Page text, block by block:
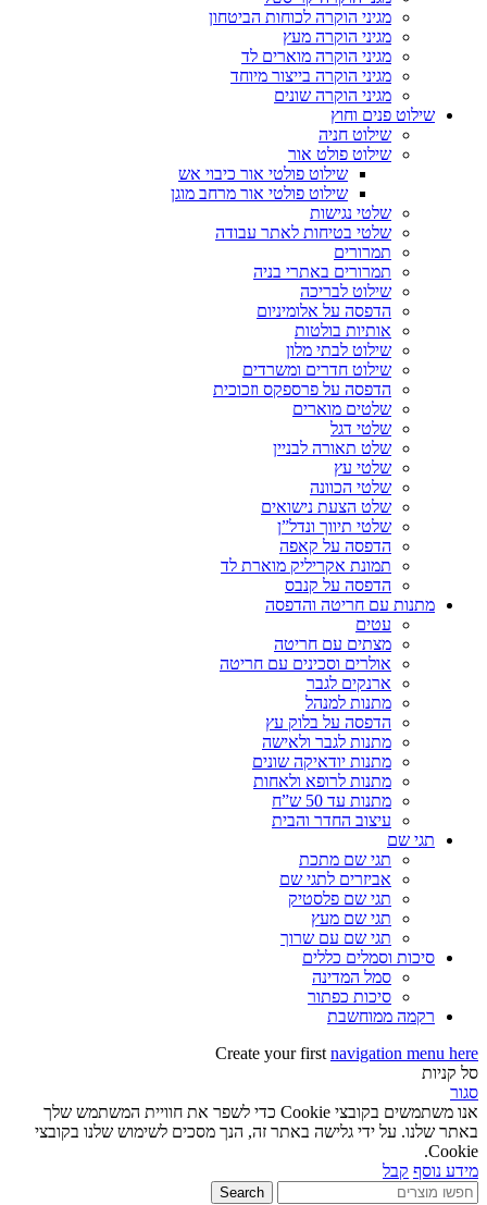
מגיני הוקרה לכוחות הביטחון
מגיני הוקרה מעץ
מגיני הוקרה מוארים לד
מגיני הוקרה בייצור מיוחד
מגיני הוקרה שונים
שילוט פנים וחוץ
שילוט חניה
שילוט פולט אור
שילוט פולטי אור כיבוי אש
שילוט פולטי אור מרחב מוגן
שלטי נגישות
שלטי בטיחות לאתר עבודה
תמרורים
תמרורים באתרי בניה
שילוט לבריכה
הדפסה על אלומיניום
אותיות בולטות
שילוט לבתי מלון
שילוט חדרים ומשרדים
הדפסה על פרספקס וזכוכית
שלטים מוארים
שלטי דגל
שלט תאורה לבניין
שלטי עץ
שלטי הכוונה
שלט הצעת נישואים
שלטי תיווך ונדל”ן
הדפסה על קאפה
תמונת אקריליק מוארת לד
הדפסה על קנבס
מתנות עם חריטה והדפסה
עטים
מצתים עם חריטה
אולרים וסכינים עם חריטה
ארנקים לגבר
מתנות למנהל
הדפסה על בלוק עץ
מתנות לגבר ולאישה
מתנות יודאיקה שונים
מתנות לרופא ולאחות
מתנות עד 50 ש”ח
עיצוב החדר והבית
תגי שם
תגי שם מתכת
אביזרים לתגי שם
תגי שם פלסטיק
תגי שם מעץ
תגי שם עם שרוך
סיכות וסמלים כללים
סמל המדינה
סיכות כפתור
רקמה ממוחשבת
Create your first navigation menu here
סל קניות
סגור
אנו משתמשים בקובצי Cookie כדי לשפר את חוויית המשתמש שלך
באתר שלנו. על ידי גלישה באתר זה, הנך מסכים לשימוש שלנו בקובצי
Cookie.
מידע נוסף קבל
Search